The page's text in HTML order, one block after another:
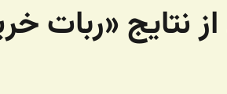
نتایج «ربات